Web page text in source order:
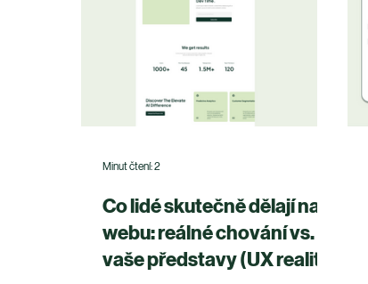
Co lidé skutečně dělají na
webu: reálné chování vs.
vaše představy (UX realita)
Minut čtení: 2